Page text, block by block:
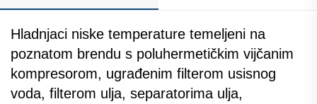
Hladnjaci niske temperature temeljeni na
poznatom brendu s poluhermetičkim vijčanim
kompresorom, ugrađenim filterom usisnog
voda, filterom ulja, separatorima ulja,